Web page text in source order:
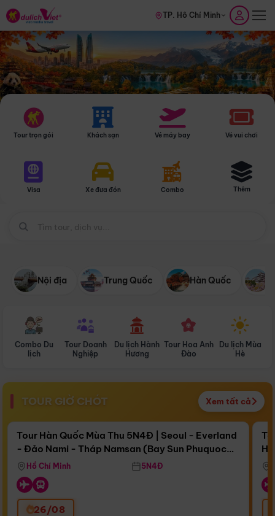
TP. Hồ Chí Minh
Tour trọn gói Khách sạn Vé máy bay Vé vui chơi
Visa Xe đưa đón Combo Thêm
Nội địa Trung Quốc Hàn Quốc
Combo Du
lịch
Tour Doanh
Nghiệp
Du lịch Hành
Hương
Tour Hoa Anh
Đào
Du lịch Mùa
Hè
TOUR GIỜ CHÓT Xem tất cả
Còn16 ngày 18:11:55
Bay Sun Phuquoc Airways
Điểm nổi bật
Tour Hàn Quốc Mùa Thu 5N4Đ | Seoul - Everland
- Đảo Nami - Tháp Namsan (Bay Sun Phuquoc
Airways)
Hồ Chí Minh 5N4Đ
26/08